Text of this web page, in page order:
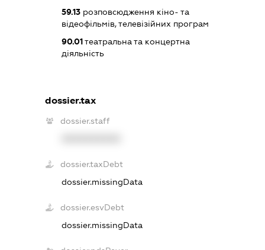
59.13 розповсюдження кіно- та
відеофільмів, телевізійних програм
90.01театральна та концертна
діяльність
dossier.tax
dossier.staff
dossier.taxDebt
dossier.missingData
dossier.esvDebt
dossier.missingData